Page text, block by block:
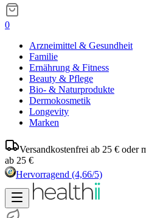
0
Arzneimittel & Gesundheit
Familie
Ernährung & Fitness
Beauty & Pflege
Bio- & Naturprodukte
Dermokosmetik
Longevity
Marken
Versandkostenfrei ab 25 € oder
ab 25 €
Hervorragend (4,66/5)